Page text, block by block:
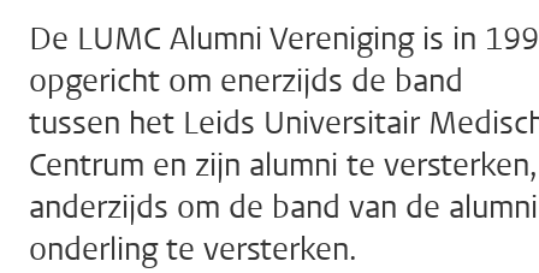
De LUMC Alumni Vereniging is in
opgericht om enerzijds de band
tussen het Leids Universitair
Centrum en zijn alumni te versterken,
anderzijds om de band van de alumni
onderling te versterken.